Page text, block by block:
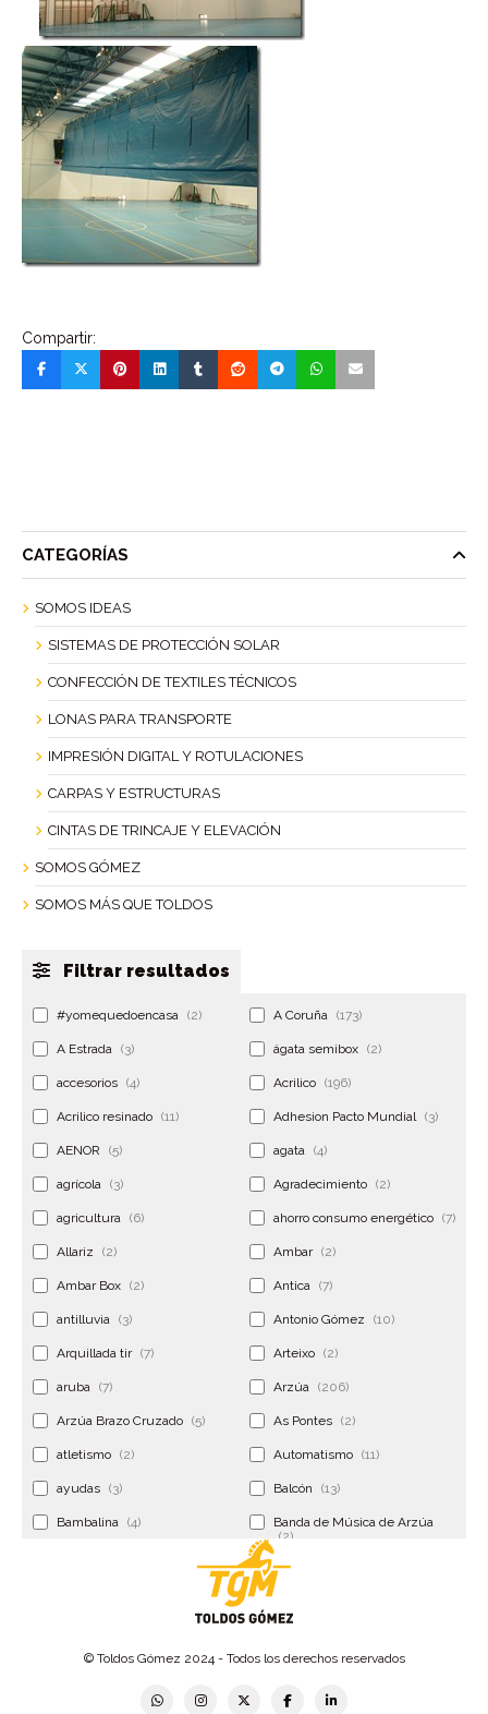
Compartir:
CATEGORÍAS
SOMOS IDEAS
SISTEMAS DE PROTECCIÓN SOLAR
CONFECCIÓN DE TEXTILES TÉCNICOS
LONAS PARA TRANSPORTE
IMPRESIÓN DIGITAL Y ROTULACIONES
CARPAS Y ESTRUCTURAS
CINTAS DE TRINCAJE Y ELEVACIÓN
SOMOS GÓMEZ
SOMOS MÁS QUE TOLDOS
Filtrar resultados
#yomequedoencasa (2) A Coruña (173)
A Estrada (3) ágata semibox (2)
accesorios (4) Acrilico (196)
Acrilico resinado (11) Adhesion Pacto Mundial (3)
AENOR (5) agata (4)
agrícola (3) Agradecimiento (2)
agricultura (6) ahorro consumo energético (7)
Allariz (2) Ambar (2)
Ambar Box (2) Antica (7)
antilluvia (3) Antonio Gómez (10)
Arquillada tir (7) Arteixo (2)
aruba (7) Arzúa (206)
Arzúa Brazo Cruzado (5) As Pontes (2)
atletismo (2) Automatismo (11)
ayudas (3) Balcón (13)
Bambalina (4)
Banda de Música de Arzúa
(2)
Banderolas
Betanzos
© Toldos Gómez 2024 - Todos los derechos reservados